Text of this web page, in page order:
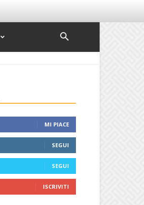
MI PIACE
SEGUI
SEGUI
ISCRIVITI